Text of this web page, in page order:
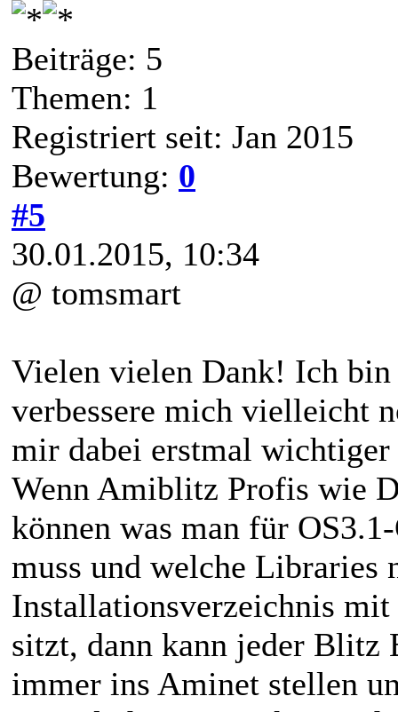
Beiträge: 5
Themen: 1
Registriert seit: Jan 2015
Bewertung: 0
#5
30.01.2015, 10:34
@ tomsmart
Vielen vielen Dank! Ich
verbessere mich vielleicht
mir dabei erstmal wichtiger
Wenn Amiblitz Profis wie
können was man für
muss und welche Libraries
Installationsverzeichnis mit
sitzt, dann kann jeder Blitz
immer ins Aminet stellen